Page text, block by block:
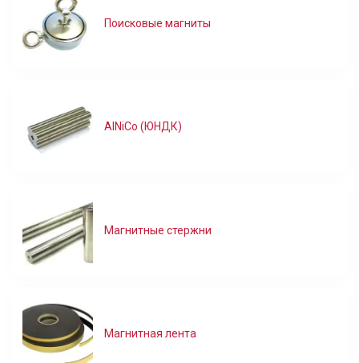
Поисковые магниты
AlNiCo (ЮНДК)
Магнитные стержни
Магнитная лента